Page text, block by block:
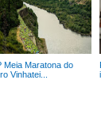
Meia Maratona do
Vinhatei...